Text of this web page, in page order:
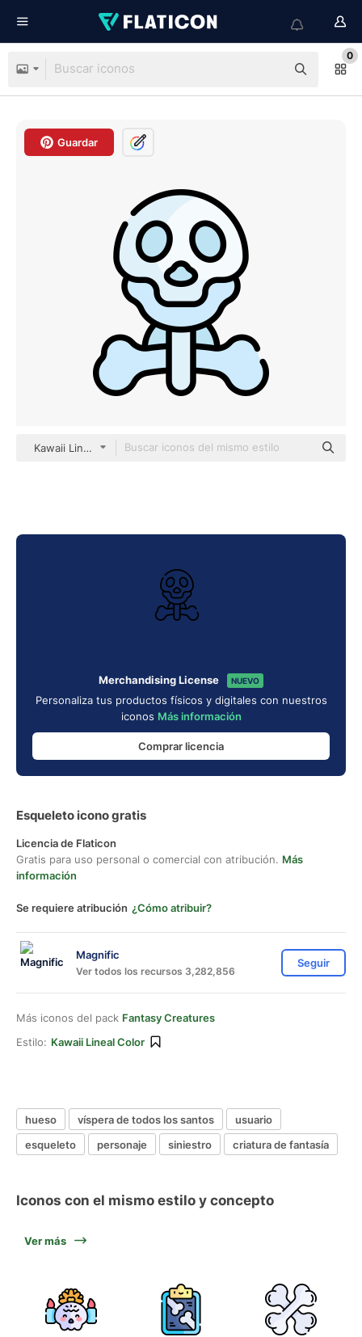
0
Guardar
Kawaii Lineal color
Merchandising License NUEVO
Personaliza tus productos físicos y digitales con nuestros
iconos Más información
Comprar licencia
Esqueleto icono gratis
Licencia de Flaticon
Gratis para uso personal o comercial con atribución. Más
información
Se requiere atribución ¿Cómo atribuir?
Magnific
Ver todos los recursos 3,282,856
Seguir
Más iconos del pack Fantasy Creatures
Estilo: Kawaii Lineal Color
hueso víspera de todos los santos
usuario
esqueleto
personaje siniestro criatura de fantasía
Iconos con el mismo estilo y concepto
Ver más